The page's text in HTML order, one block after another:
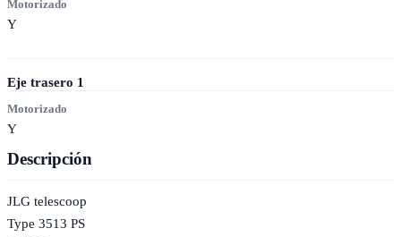
Motorizado
Y
Eje trasero 1
Motorizado
Y
Descripción
JLG telescoop
Type 3513 PS